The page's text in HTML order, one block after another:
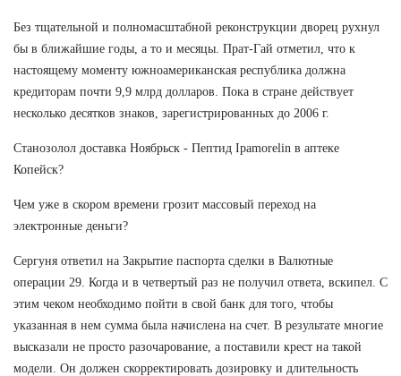
Без тщательной и полномасштабной реконструкции дворец рухнул
бы в ближайшие годы, а то и месяцы. Прат-Гай отметил, что к
настоящему моменту южноамериканская республика должна
кредиторам почти 9,9 млрд долларов. Пока в стране действует
несколько десятков знаков, зарегистрированных до 2006 г.
Станозолол доставка Ноябрьск - Пептид Ipamorelin в аптеке
Копейск?
Чем уже в скором времени грозит массовый переход на
электронные деньги?
Сергуня ответил на Закрытие паспорта сделки в Валютные
операции 29. Когда и в четвертый раз не получил ответа, вскипел. С
этим чеком необходимо пойти в свой банк для того, чтобы
указанная в нем сумма была начислена на счет. В результате многие
высказали не просто разочарование, а поставили крест на такой
модели. Он должен скорректировать дозировку и длительность